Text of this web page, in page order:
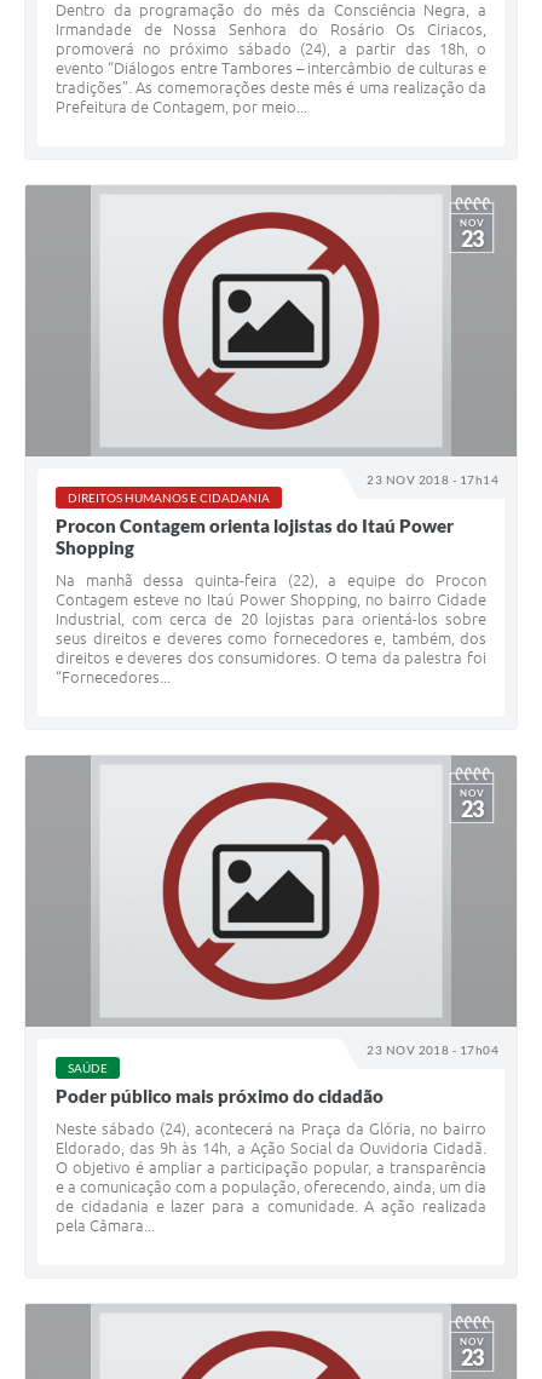
Dentro da programação do mês da Consciência Negra, a
Irmandade de Nossa Senhora do Rosário Os Ciriacos,
promoverá no próximo sábado (24), a partir das 18h, o
evento “Diálogos entre Tambores – intercâmbio de culturas e
tradições”. As comemorações deste mês é uma realização da
Prefeitura de Contagem, por meio...
23 NOV 2018 - 17h14
NOV
23
DIREITOS HUMANOS E CIDADANIA
Procon Contagem orienta lojistas do Itaú Power
Shopping
Na manhã dessa quinta-feira (22), a equipe do Procon
Contagem esteve no Itaú Power Shopping, no bairro Cidade
Industrial, com cerca de 20 lojistas para orientá-los sobre
seus direitos e deveres como fornecedores e, também, dos
direitos e deveres dos consumidores. O tema da palestra foi
“Fornecedores...
23 NOV 2018 - 17h04
NOV
23
SAÚDE
Poder público mais próximo do cidadão
Neste sábado (24), acontecerá na Praça da Glória, no bairro
Eldorado, das 9h às 14h, a Ação Social da Ouvidoria Cidadã.
O objetivo é ampliar a participação popular, a transparência
e a comunicação com a população, oferecendo, ainda, um dia
de cidadania e lazer para a comunidade. A ação realizada
pela Câmara...
NOV
23